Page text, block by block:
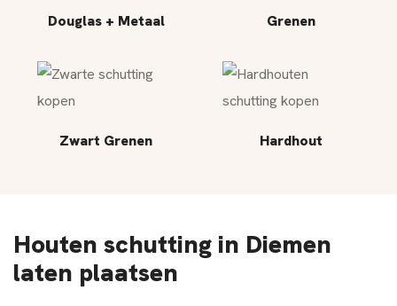
Douglas + Metaal Grenen
Zwart Grenen Hardhout
Houten schutting in Diemen
laten plaatsen